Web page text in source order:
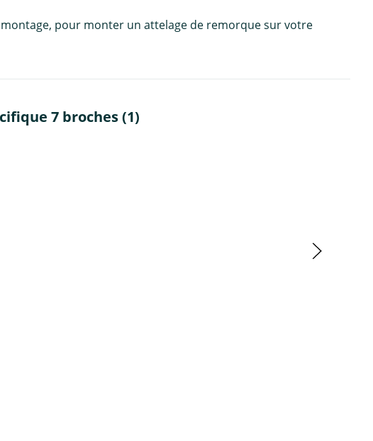
pour monter un attelage de remorque sur votre
7 broches (1)